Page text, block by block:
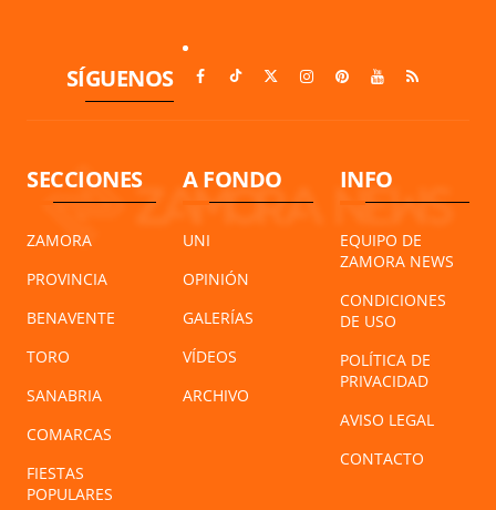
SÍGUENOS
SECCIONES
ZAMORA
PROVINCIA
BENAVENTE
TORO
SANABRIA
COMARCAS
FIESTAS
POPULARES
A FONDO
UNI
OPINIÓN
GALERÍAS
VÍDEOS
ARCHIVO
INFO
EQUIPO DE
ZAMORA NEWS
CONDICIONES
DE USO
POLÍTICA DE
PRIVACIDAD
AVISO LEGAL
CONTACTO